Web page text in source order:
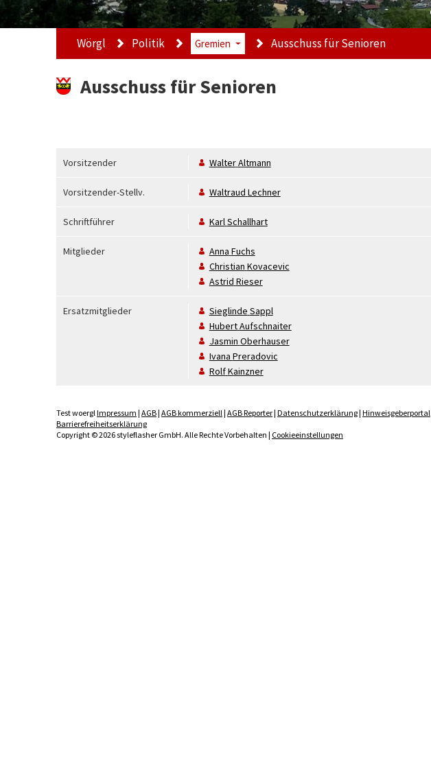
Wörgl Politik Gremien Ausschuss für Senioren
Ausschuss für Senioren
Vorsitzender WalterAltmann
Vorsitzender-Stellv. Waltraud Lechner
Schriftführer KarlSchallhart
Mitglieder Anna Fuchs
Christian Kovacevic
Astrid Rieser
Ersatzmitglieder Sieglinde Sappl
HubertAufschnaiter
Jasmin Oberhauser
Ivana Preradovic
RolfKainzner
Test woerglImpressum | AGB| AGB kommerziell| AGB Reporter| Datenschutzerklärung| Hinweisgeberportal
Barrierefreiheitserklärung
Copyright © 2026 styleflasher GmbH. Alle Rechte Vorbehalten | Cookieeinstellungen